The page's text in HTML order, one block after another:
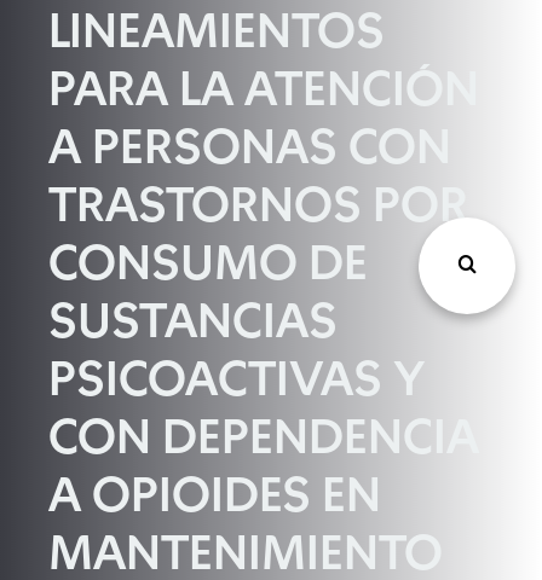
LINEAMIENTOS
PARA LA ATENCIÓN
A PERSONAS CON
TRASTORNOS POR
CONSUMO DE
SUSTANCIAS
PSICOACTIVAS Y
CON DEPENDENCIA
A OPIOIDES EN
MANTENIMIENTO